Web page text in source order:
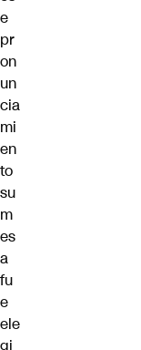
e
pr
on
un
cia
mi
en
to
su
m
es
a
fu
e
ele
gi